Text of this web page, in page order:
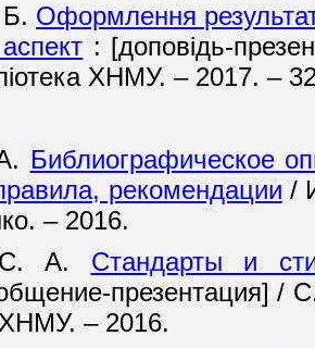
Оформлення
: [доповідь-
ХНМУ. – 2017. –
Библиографическое
рекомендации /
– 2016.
С. А. Стандарты и
презентация] /
– 2016.